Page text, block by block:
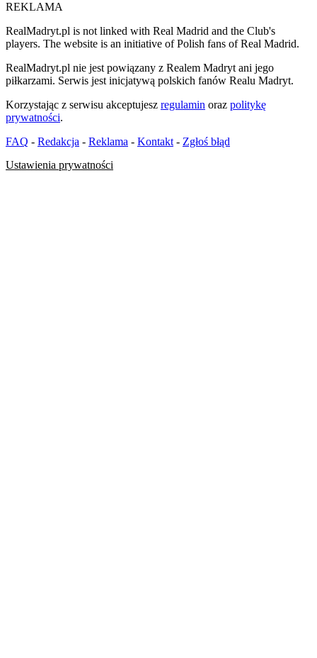
REKLAMA
RealMadryt.pl is not linked with Real Madrid and the Club's
players. The website is an initiative of Polish fans of Real Madrid.
RealMadryt.pl nie jest powiązany z Realem Madryt ani jego
piłkarzami. Serwis jest inicjatywą polskich fanów Realu Madryt.
Korzystając z serwisu akceptujesz regulamin oraz politykę
prywatności.
FAQ - Redakcja - Reklama - Kontakt - Zgłoś błąd
Ustawienia prywatności